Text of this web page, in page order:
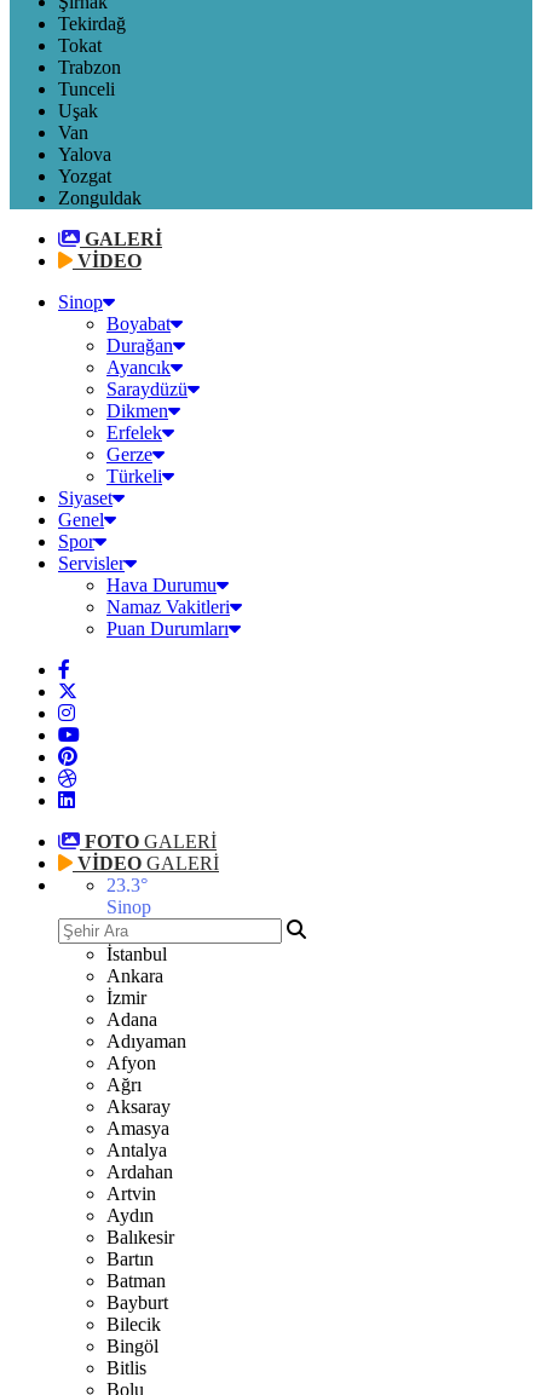
Tekirdağ
Tokat
Trabzon
Tunceli
Uşak
Van
Yalova
Yozgat
Zonguldak
GALERİ
VİDEO
Sinop
Boyabat
Durağan
Ayancık
Saraydüzü
Dikmen
Erfelek
Gerze
Türkeli
Siyaset
Genel
Spor
Servisler
Hava Durumu
Namaz Vakitleri
Puan Durumları
FOTO GALERİ
VİDEO GALERİ
23.3°
Sinop
İstanbul
Ankara
İzmir
Adana
Adıyaman
Afyon
Ağrı
Aksaray
Amasya
Antalya
Ardahan
Artvin
Aydın
Balıkesir
Bartın
Batman
Bayburt
Bilecik
Bingöl
Bitlis
Bolu